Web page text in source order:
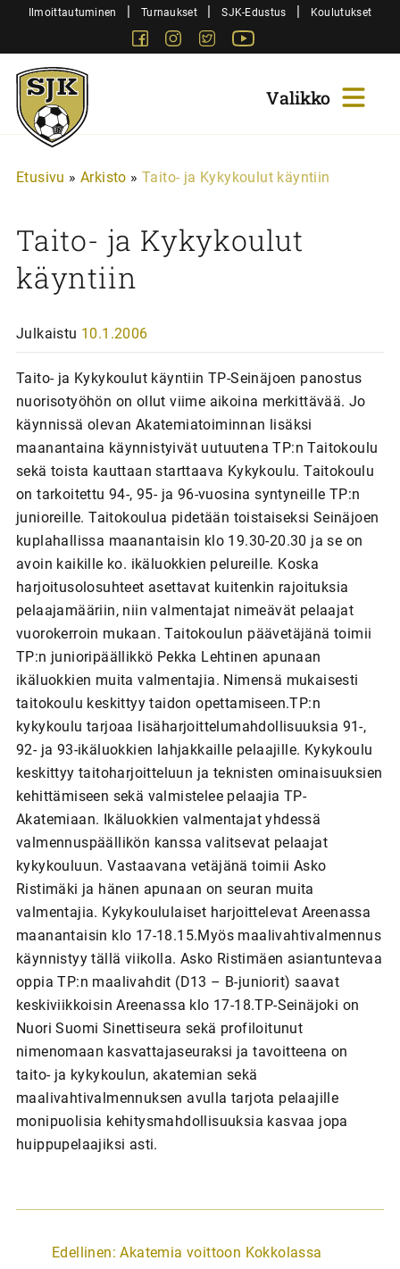
SiirryIlmoittautuminen | Turnaukset | SJK-Edustus | Koulutukset
FacebookInstagram
Twitter
Sjk-
Juniorit
Etusivu » Arkisto » Taito- ja Kykykoulut käyntiin
Taito- ja Kykykoulut
käyntiin
Julkaistu 10.1.2006
Taito- ja Kykykoulut käyntiin TP-Seinäjoen panostus
nuorisotyöhön on ollut viime aikoina merkittävää. Jo
käynnissä olevan Akatemiatoiminnan lisäksi
maanantaina käynnistyivät uutuutena TP:n Taitokoulu
sekä toista kauttaan starttaava Kykykoulu. Taitokoulu
on tarkoitettu 94-, 95- ja 96-vuosina syntyneille TP:n
junioreille. Taitokoulua pidetään toistaiseksi Seinäjoen
kuplahallissa maanantaisin klo 19.30-20.30 ja se on
avoin kaikille ko. ikäluokkien pelureille. Koska
harjoitusolosuhteet asettavat kuitenkin rajoituksia
pelaajamääriin, niin valmentajat nimeävät pelaajat
vuorokerroin mukaan. Taitokoulun päävetäjänä toimii
TP:n junioripäällikkö Pekka Lehtinen apunaan
ikäluokkien muita valmentajia. Nimensä mukaisesti
taitokoulu keskittyy taidon opettamiseen.TP:n
kykykoulu tarjoaa lisäharjoittelumahdollisuuksia 91-,
92- ja 93-ikäluokkien lahjakkaille pelaajille. Kykykoulu
keskittyy taitoharjoitteluun ja teknisten ominaisuuksien
kehittämiseen sekä valmistelee pelaajia TP-
Akatemiaan. Ikäluokkien valmentajat yhdessä
valmennuspäällikön kanssa valitsevat pelaajat
kykykouluun. Vastaavana vetäjänä toimii Asko
Ristimäki ja hänen apunaan on seuran muita
valmentajia. Kykykoululaiset harjoittelevat Areenassa
maanantaisin klo 17-18.15.Myös maalivahtivalmennus
käynnistyy tällä viikolla. Asko Ristimäen asiantuntevaa
oppia TP:n maalivahdit (D13 – B-juniorit) saavat
keskiviikkoisin Areenassa klo 17-18.TP-Seinäjoki on
Nuori Suomi Sinettiseura sekä profiloitunut
nimenomaan kasvattajaseuraksi ja tavoitteena on
taito- ja kykykoulun, akatemian sekä
maalivahtivalmennuksen avulla tarjota pelaajille
monipuolisia kehitysmahdollisuuksia kasvaa jopa
huippupelaajiksi asti.
A
Edellinen: Akatemia voittoon Kokkolassa